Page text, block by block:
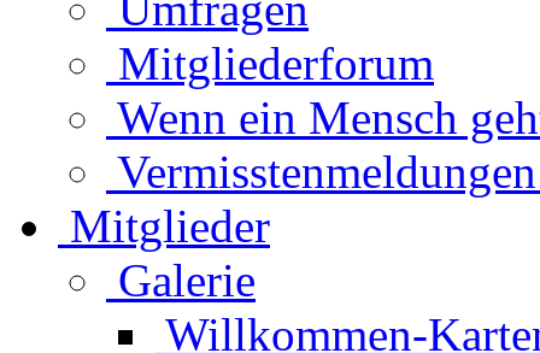
Mitgliederforum
Wenn ein Mensch
Mitglieder
Galerie
Willkommen-